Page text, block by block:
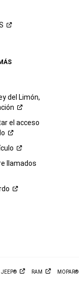
del Limón,
el acceso
llamados
JEEP® RAM MOPAR®